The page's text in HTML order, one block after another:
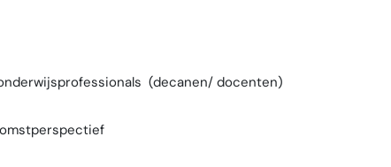
(decanen/ docenten)